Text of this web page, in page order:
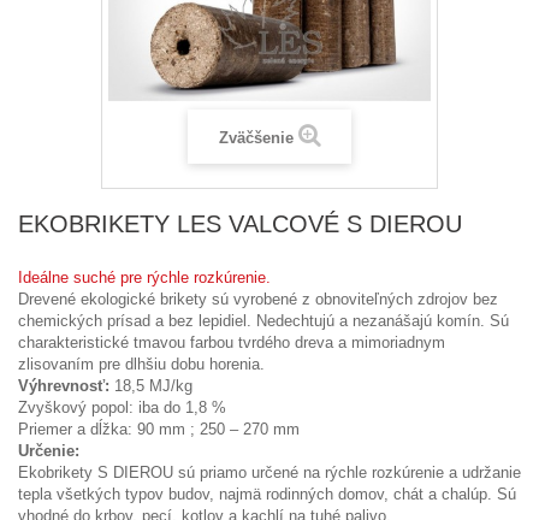
Zväčšenie
EKOBRIKETY LES VALCOVÉ S DIEROU
Ideálne suché pre rýchle rozkúrenie.
Drevené ekologické brikety sú vyrobené z obnoviteľných zdrojov bez
chemických prísad a bez lepidiel. Nedechtujú a nezanášajú komín. Sú
charakteristické tmavou farbou tvrdého dreva a mimoriadnym
zlisovaním pre dlhšiu dobu horenia.
Výhrevnosť: 18,5 MJ/kg
Zvyškový popol: iba do 1,8 %
Priemer a dĺžka: 90 mm ; 250 – 270 mm
Určenie:
Ekobrikety S DIEROU sú priamo určené na rýchle rozkúrenie a udržanie
tepla všetkých typov budov, najmä rodinných domov, chát a chalúp. Sú
vhodné do krbov, pecí, kotlov a kachlí na tuhé palivo.